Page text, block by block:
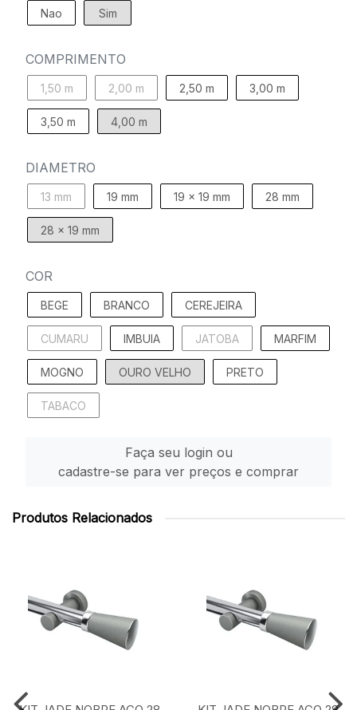
Nao Sim
COMPRIMENTO
1,50 m 2,00 m 2,50 m 3,00 m
3,50 m 4,00 m
DIAMETRO
13 mm 19 mm 19 x 19 mm 28 mm
28 x 19 mm
COR
BEGE BRANCO CEREJEIRA
CUMARU IMBUIA JATOBA MARFIM
MOGNO OURO VELHO PRETO
TABACO
Faça seu login ou
cadastre-se para ver preços e comprar
Produtos Relacionados